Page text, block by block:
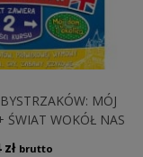
MÓJ
ŚWIAT WOKÓŁ NAS
zł brutto